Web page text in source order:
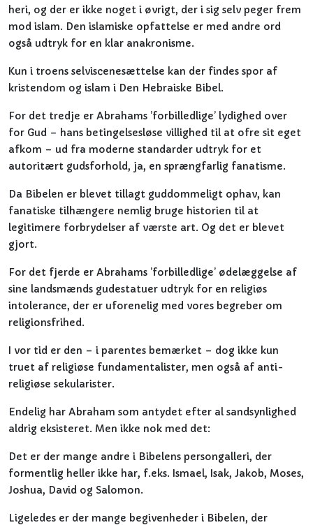
heri, og der er ikke noget i øvrigt, der i sig selv peger frem
mod islam. Den islamiske opfattelse er med andre ord
også udtryk for en klar anakronisme.
Kun i troens selviscenesættelse kan der findes spor af
kristendom og islam i Den Hebraiske Bibel.
For det tredje er Abrahams ’forbilledlige’ lydighed over
for Gud – hans betingelsesløse villighed til at ofre sit eget
afkom – ud fra moderne standarder udtryk for et
autoritært gudsforhold, ja, en sprængfarlig fanatisme.
Da Bibelen er blevet tillagt guddommeligt ophav, kan
fanatiske tilhængere nemlig bruge historien til at
legitimere forbrydelser af værste art. Og det er blevet
gjort.
For det fjerde er Abrahams ’forbilledlige’ ødelæggelse af
sine landsmænds gudestatuer udtryk for en religiøs
intolerance, der er uforenelig med vores begreber om
religionsfrihed.
I vor tid er den – i parentes bemærket – dog ikke kun
truet af religiøse fundamentalister, men også af anti-
religiøse sekularister.
Endelig har Abraham som antydet efter al sandsynlighed
aldrig eksisteret. Men ikke nok med det:
Det er der mange andre i Bibelens persongalleri, der
formentlig heller ikke har, f.eks. Ismael, Isak, Jakob, Moses,
Joshua, David og Salomon.
Ligeledes er der mange begivenheder i Bibelen, der